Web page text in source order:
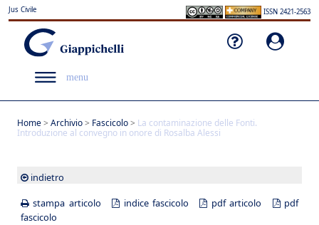
Jus Civile ISSN 2421-2563
menu
Home> Archivio> Fascicolo> La contaminazione delle Fonti.
Introduzione al convegno in onore di Rosalba Alessi
indietro
stampa articolo
indice fascicolo pdf articolo
pdf
fascicolo